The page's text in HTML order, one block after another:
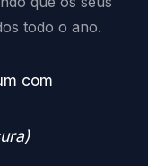
todo o ano.
com